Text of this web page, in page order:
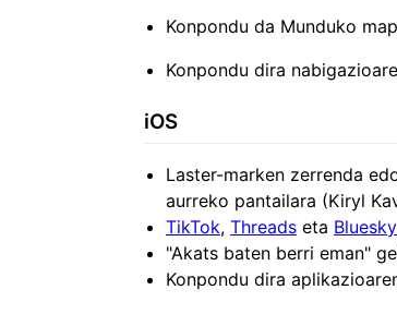
Konpondu da Munduko
Konpondu dira
iOS
Laster-marken zerrenda
aurreko pantailara (Kiryl
TikTok, Threads eta Bluesky
"Akats baten berri eman"
Konpondu dira